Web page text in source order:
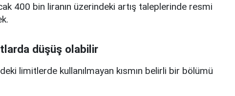
400 bin liranın üzerindeki artış taleplerinde resmi
düşüş olabilir
limitlerde kullanılmayan kısmın belirli bir bölümü